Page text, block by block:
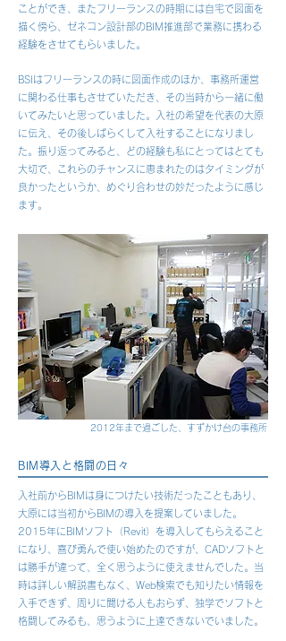
ことができ、またフリーランスの時期には自宅で図面を
描く傍ら、ゼネコン設計部のBIM推進部で業務に携わる
経験をさせてもらいました。
BSIはフリーランスの時に図面作成のほか、事務所運営
に関わる仕事もさせていただき、その当時から一緒に働
いてみたいと思っていました。入社の希望を代表の大原
に伝え、その後しばらくして入社することになりまし
た。振り返ってみると、どの経験も私にとってはとても
大切で、これらのチャンスに恵まれたのはタイミングが
良かったというか、めぐり合わせの妙だったように感じ
ます。
2012年まで過ごした、すずかけ台の事務所
BIM導入と格闘の日々
入社前からBIMは身につけたい技術だったこともあり、
大原には当初からBIMの導入を提案していました。
2015年にBIMソフト（Revit）を導入してもらえること
になり、喜び勇んで使い始めたのですが、CADソフトと
は勝手が違って、全く思うように使えませんでした。当
時は詳しい解説書もなく、Web検索でも知りたい情報を
入手できず、周りに聞ける人もおらず、独学でソフトと
格闘してみるも、思うように上達できないでいました。